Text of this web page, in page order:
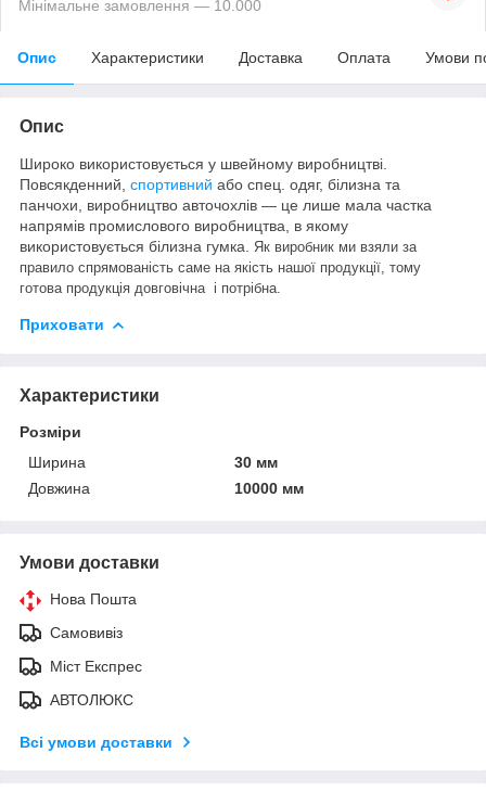
Мінімальне замовлення — 10.000
Опис Характеристики Доставка Оплата Умови
Опис
Широко використовується у швейному виробництві.
Повсякденний, спортивний або спец. одяг, білизна та
панчохи, виробництво авточохлів — це лише мала частка
напрямів промислового виробництва, в якому
використовується білизна гумка.
Як виробник ми взяли за
правило спрямованість саме на якість нашої продукції, тому
готова продукція довговічна і потрібна.
Приховати
Характеристики
Розміри
Ширина
30 мм
Довжина
10000 мм
Умови доставки
Нова Пошта
Самовивіз
Міст Експрес
АВТОЛЮКС
Всі умови доставки